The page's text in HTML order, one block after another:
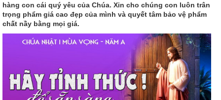
hàng con cái quý yêu của Chúa. Xin cho chúng con luôn trân
trọng phẩm giá cao đẹp của mình và quyết tâm bảo vệ phẩm
chất nầy bằng mọi giá.